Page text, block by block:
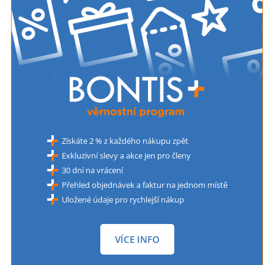
Získáte 2 % z každého nákupu zpět
Exkluzivní slevy a akce jen pro členy
30 dní na vrácení
Přehled objednávek a faktur na jednom místě
Uložené údaje pro rychlejší nákup
VÍCE INFO